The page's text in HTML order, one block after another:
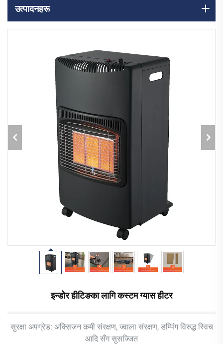
उत्पादनहरू
इन्डोर हीटिङका लागि कस्टम ग्यास हीटर
सुरक्षा अपग्रेड: अक्सिजन कमी संरक्षण, ज्वाला संरक्षण, डम्पिंग विरुद्ध स्विच
आदि सँग सुसज्जित